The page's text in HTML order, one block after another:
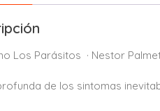
Los Parásitos · Nestor
de los sintomas